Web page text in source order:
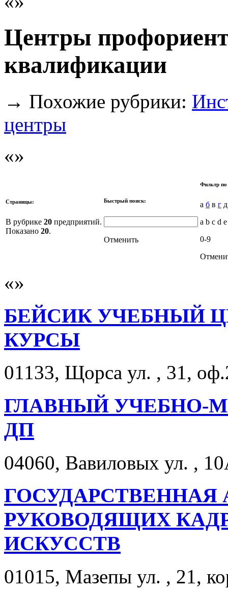
Центры
квалификации
→ Похожие рубрики:
центры
Страницы:
В рубрике 20 предприятий.
Показано 20.
Быстрый поиск:
Отменить
Фильтр по
а б в г
a b c d
0-9
БЕЙСИК УЧЕБНЫЙ
КУРСЫ
01133, Щорса ул. , 31,
ГЛАВНЫЙ УЧЕБНО-
ДП
04060, Вавиловых ул. ,
РУКОВОДЯЩИХ
ИСКУССТВ
01015, Мазепы ул. , 21,